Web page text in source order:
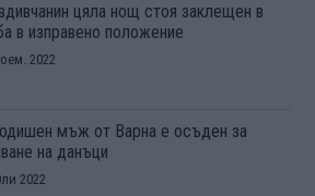
цяла нощ стоя заклещен в
в изправено положение
2022
мъж от Варна е осъден за
на данъци
2022